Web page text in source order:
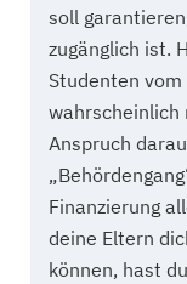
soll
zugänglich ist.
Studenten vom
wahrscheinlich
Anspruch
Finanzierung
deine Eltern
können, hast